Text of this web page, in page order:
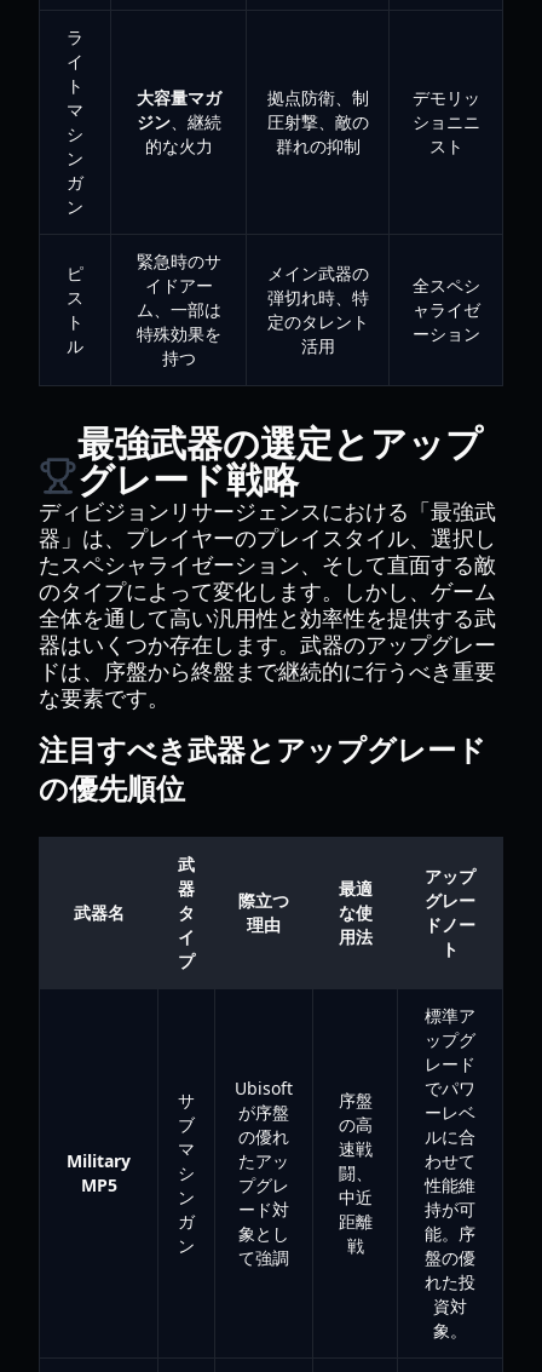
ラ
イ
ト
マ
シ
ン
ガ
ン
大容量マガ
ジン、継続
的な火力
拠点防衛、制
圧射撃、敵の
群れの抑制
デモリッ
ショニニ
スト
ピ
ス
ト
ル
緊急時のサ
イドアー
ム、一部は
特殊効果を
持つ
メイン武器の
弾切れ時、特
定のタレント
活用
全スペシ
ャライゼ
ーション
最強武器の選定とアップ
グレード戦略
ディビジョンリサージェンスにおける「最強武
器」は、プレイヤーのプレイスタイル、選択し
たスペシャライゼーション、そして直面する敵
のタイプによって変化します。しかし、ゲーム
全体を通して高い汎用性と効率性を提供する武
器はいくつか存在します。武器のアップグレー
ドは、序盤から終盤まで継続的に行うべき重要
な要素です。
注目すべき武器とアップグレード
の優先順位
武器名
武
器
タ
イ
プ
際立つ
理由
最適
な使
用法
アップ
グレー
ドノー
ト
Military
MP5
サ
ブ
マ
シ
ン
ガ
ン
Ubisoft
が序盤
の優れ
たアッ
プグレ
ード対
象とし
て強調
序盤
の高
速戦
闘、
中近
距離
戦
標準ア
ップグ
レード
でパワ
ーレベ
ルに合
わせて
性能維
持が可
能。序
盤の優
れた投
資対
象。